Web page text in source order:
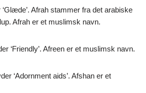
Afrah stammer fra det arabiske
Afrah er et muslimsk navn.
‘Friendly’. Afreen er et muslimsk navn.
‘Adornment aids’. Afshan er et